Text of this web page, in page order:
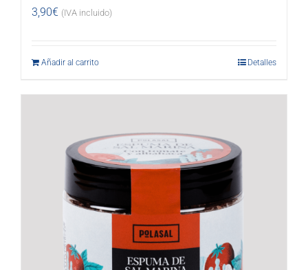
3,90€ (IVA incluido)
Añadir al carrito Detalles